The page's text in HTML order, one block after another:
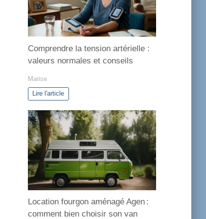
i
e
Comprendre la tension artérielle :
valeurs normales et conseils
Marise
Lire l'article
Location fourgon aménagé Agen :
comment bien choisir son van